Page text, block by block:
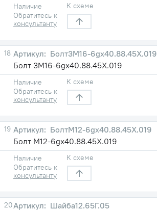
Наличие
Обратитесь к
консультанту
К схеме
18
Болт3М16-6gх40.88.45Х.019
Болт 3М16-6gх40.88.45Х.019
Наличие
Обратитесь к
консультанту
К схеме
19
БолтМ12-6gх40.88.45Х.019
Болт М12-6gх40.88.45Х.019
Наличие
Обратитесь к
консультанту
К схеме
20
Шайба12.65Г.05